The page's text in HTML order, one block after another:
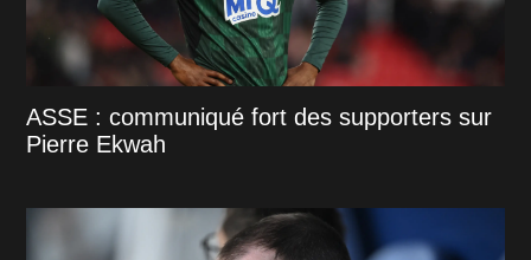
ASSE : communiqué fort des supporters sur
Pierre Ekwah